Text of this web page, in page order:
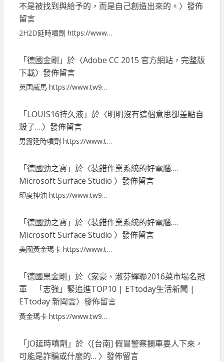
不是被找到與給予的，而是自己創造出來的。 〉發佈
留言
2H2D延時噴劑 https://www…
「德國金剛 」於〈Adobe CC 2015 官方網站，完整版
下載〉發佈留言
英国威馬 https://www.tw9…
「LOUIS16持久液」於〈明明沒有這個意思卻差點自
殺了….〉發佈留言
男露延時噴劑 https://www.t…
「德國勁之寶 」於〈裝錯作業系統的好電腦….
Microsoft Surface Studio 〉發佈留言
印度神油 https://www.tw9…
「德國勁之寶 」於〈裝錯作業系統的好電腦….
Microsoft Surface Studio 〉發佈留言
美國黃金瑪卡 https://www.t…
「德國黑金剛 」於〈家豪、淑芬蟬聯2016菜市場名冠
軍 「志強」緊追進TOP10 | ETtoday生活新聞 |
ETtoday 新聞雲〉發佈留言
黃金瑪卡 https://www.tw9…
「JO延時噴劑 」於〈[台南] 假冒警察攔車要人下來，
可能是詐騙或什麼的… 〉發佈留言